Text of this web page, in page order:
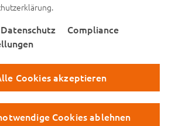
Datenschutz
Compliance
Cookie-Einstellungen
Sie uns auf Facebook
Besuchen Sie uns auf Instagram
Besuchen Sie uns auf Xing
Besuchen Sie uns auf
Besuchen Sie uns
2026WWK Lebensversicherung a. G.
Datenschutz
Compliance
Cookies ablehnen
Cookies akzeptieren